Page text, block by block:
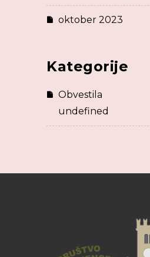
oktober 2023
Kategorije
Obvestila
undefined